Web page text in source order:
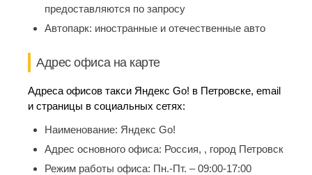
предоставляются по запросу
Автопарк: иностранные и отечественные авто
Адрес офиса на карте
Адреса офисов такси Яндекс Go! в Петровске, email
и страницы в социальных сетях:
Наименование: Яндекс Go!
Адрес основного офиса: Россия, , город Петровск
Режим работы офиса: Пн.-Пт. – 09:00-17:00